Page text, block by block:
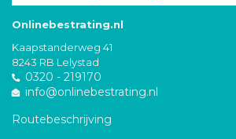
Onlinebestrating.nl
Kaapstanderweg 41
8243 RB Lelystad
0320 - 219170
info@onlinebestrating.nl
Routebeschrijving